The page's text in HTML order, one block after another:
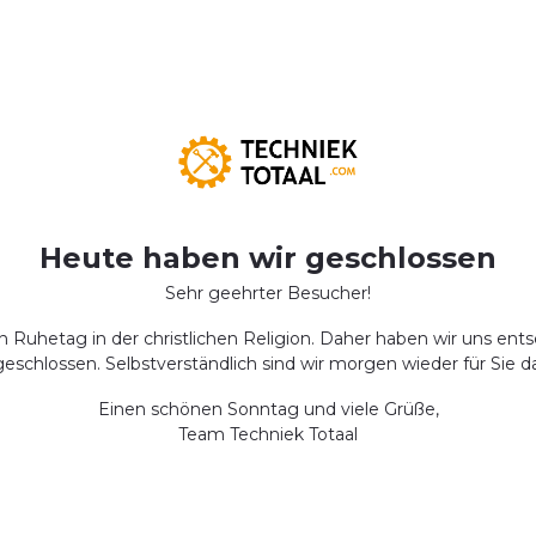
Heute haben wir geschlossen
Sehr geehrter Besucher!
in der christlichen Religion. Daher haben wir uns
Selbstverständlich sind wir morgen wieder für Sie
Einen schönen Sonntag und viele Grüße,
Team Techniek Totaal